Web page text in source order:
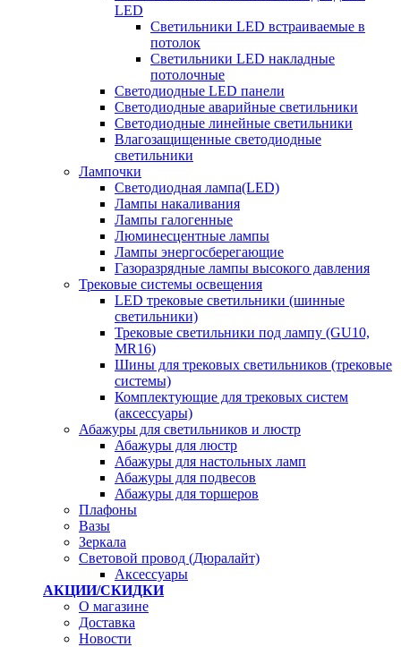
LED
Cветильники LED встраиваемые в
потолок
Светильники LED накладные
потолочные
Светодиодные LED панели
Светодиодные аварийные светильники
Светодиодные линейные светильники
Влагозащищенные светодиодные
светильники
Лампочки
Светодиодная лампа(LED)
Лампы накаливания
Лампы галогенные
Люминесцентные лампы
Лампы энергосберегающие
Газоразрядные лампы высокого давления
Трековые системы освещения
LED трековые светильники (шинные
светильники)
Трековые светильники под лампу (GU10,
MR16)
Шины для трековых светильников (трековые
системы)
Комплектующие для трековых систем
(аксессуары)
Абажуры для светильников и люстр
Абажуры для люстр
Абажуры для настольных ламп
Абажуры для подвесов
Абажуры для торшеров
Плафоны
Вазы
Зеркала
Световой провод (Дюралайт)
Аксессуары
АКЦИИ/СКИДКИ
О магазине
Доставка
Новости